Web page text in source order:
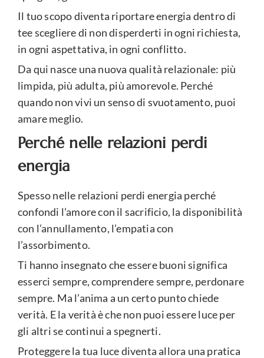
Il tuo scopo diventa riportare energia dentro di
tee scegliere di non disperderti in ogni richiesta,
in ogni aspettativa, in ogni conflitto.
Da qui nasce una nuova qualità relazionale: più
limpida, più adulta, più amorevole. Perché
quando non vivi un senso di svuotamento, puoi
amare meglio.
Perché nelle relazioni perdi
energia
Spesso nelle relazioni perdi energia perché
confondi l’amore con il sacrificio, la disponibilità
con l’annullamento, l’empatia con
l’assorbimento.
Ti hanno insegnato che essere buoni significa
esserci sempre, comprendere sempre, perdonare
sempre. Ma l’anima a un certo punto chiede
verità. E la verità è che non puoi essere luce per
gli altri se continui a spegnerti.
Proteggere la tua luce diventa allora una pratica